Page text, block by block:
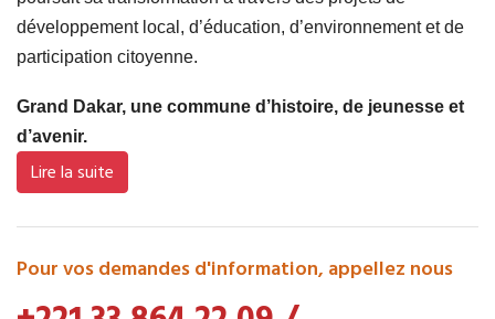
développement local, d’éducation, d’environnement et de
participation citoyenne.
Grand Dakar, une commune d’histoire, de jeunesse et
d’avenir.
Lire la suite
Pour vos demandes d'information, appellez nous